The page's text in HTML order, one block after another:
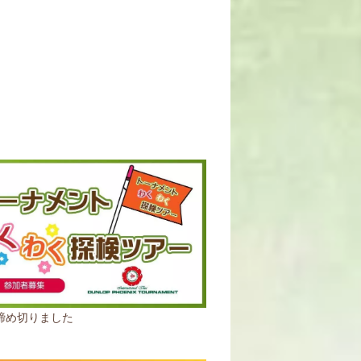
め切りました